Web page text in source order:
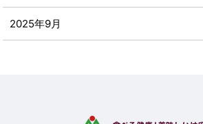
2025年9月